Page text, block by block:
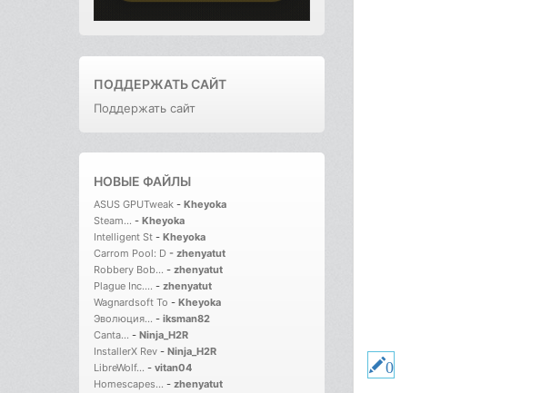
ПОДДЕРЖАТЬ САЙТ
Поддержать сайт
НОВЫЕ ФАЙЛЫ
ASUS GPUTweak - Kheyoka
Steam... - Kheyoka
Intelligent St - Kheyoka
Carrom Pool: D - zhenyatut
Robbery Bob... - zhenyatut
Plague Inc.... - zhenyatut
Wagnardsoft To - Kheyoka
Эволюция... - iksman82
Canta... - Ninja_H2R
InstallerX Rev - Ninja_H2R
LibreWolf... - vitan04
Homescapes... - zhenyatut
0